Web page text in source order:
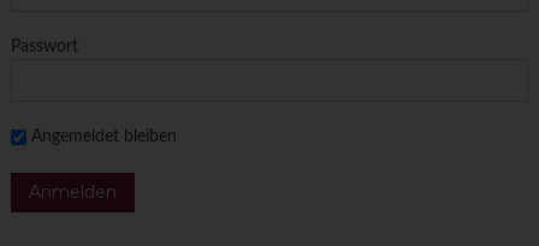
Passwort
Angemeldet bleiben